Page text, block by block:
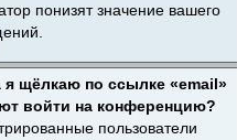
понизят значение вашего
я щёлкаю по ссылке «email»
войти на конференцию?
пользователи